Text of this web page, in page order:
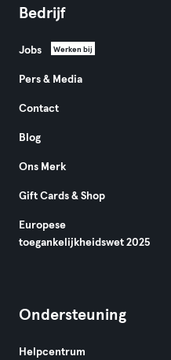
Bedrijf
Jobs Werken bij
Pers & Media
Contact
Blog
Ons Merk
Gift Cards & Shop
Europese
toegankelijkheidswet 2025
Ondersteuning
Helpcentrum